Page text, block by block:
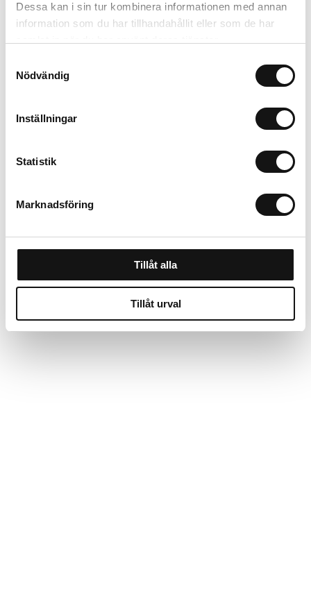
Dessa kan i sin tur kombinera informationen med annan
information som du har tillhandahållit eller som de har
Nödvändig
Inställningar
Statistik
Marknadsföring
Tillåt alla
Tillåt urval
Tilllverkad i Sverige
Inkl. moms: 1 369 kr
Ekologiskt utbud
Beskrivning